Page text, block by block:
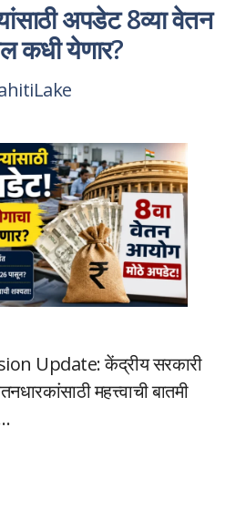
अपडेट 8व्या वेतन
कधी येणार?
Update: केंद्रीय सरकारी
महत्त्वाची बातमी